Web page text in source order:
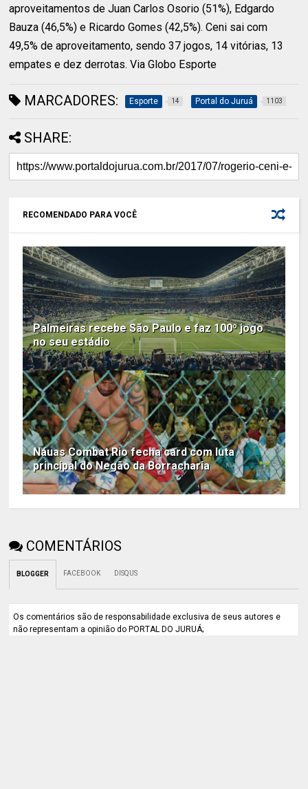
aproveitamentos de Juan Carlos Osorio (51%), Edgardo
Bauza (46,5%) e Ricardo Gomes (42,5%). Ceni sai com
49,5% de aproveitamento, sendo 37 jogos, 14 vitórias, 13
empates e dez derrotas. Via Globo Esporte
MARCADORES: Esporte 14 Portal do Juruá 1103
SHARE:
RECOMENDADO PARA VOCÊ
Palmeiras recebe São Paulo e faz 100º jogo
no seu estádio
Náuas Combat Rio fecha card com luta
principal do Negão da Borracharia
COMENTÁRIOS
BLOGGER FACEBOOK DISQUS
Os comentários são de responsabilidade exclusiva de seus autores e
não representam a opinião do PORTAL DO JURUÁ;